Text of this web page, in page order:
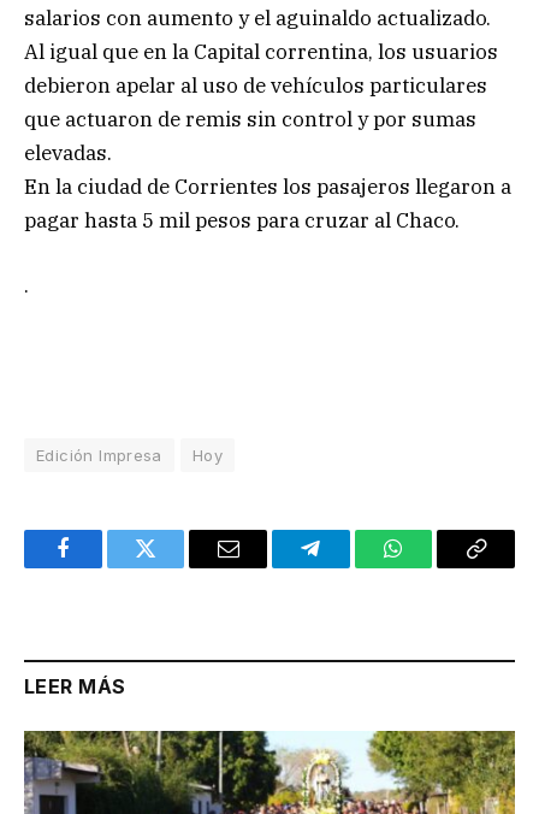
salarios con aumento y el aguinaldo actualizado.
Al igual que en la Capital correntina, los usuarios
debieron apelar al uso de vehículos particulares
que actuaron de remis sin control y por sumas
elevadas.
En la ciudad de Corrientes los pasajeros llegaron a
pagar hasta 5 mil pesos para cruzar al Chaco.
.
Edición Impresa Hoy
FacebookTwitter Email TelegramWhatsAppCopy
LEER MÁS